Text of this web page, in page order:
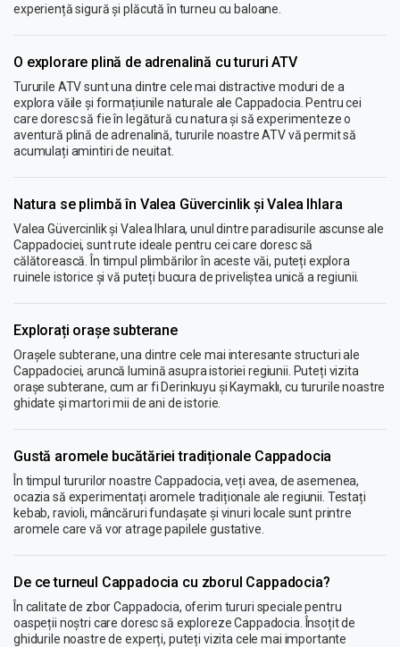
experiență sigură și plăcută în turneu cu baloane.
O explorare plină de adrenalină cu tururi ATV
Tururile ATV sunt una dintre cele mai distractive moduri de a
explora văile și formațiunile naturale ale Cappadocia. Pentru cei
care doresc să fie în legătură cu natura și să experimenteze o
aventură plină de adrenalină, tururile noastre ATV vă permit să
acumulați amintiri de neuitat.
Natura se plimbă în Valea Güvercinlik și Valea Ihlara
Valea Güvercinlik și Valea Ihlara, unul dintre paradisurile ascunse ale
Cappadociei, sunt rute ideale pentru cei care doresc să
călătorească. În timpul plimbărilor în aceste văi, puteți explora
ruinele istorice și vă puteți bucura de priveliștea unică a regiunii.
Explorați orașe subterane
Orașele subterane, una dintre cele mai interesante structuri ale
Cappadociei, aruncă lumină asupra istoriei regiunii. Puteți vizita
orașe subterane, cum ar fi Derinkuyu și Kaymaklı, cu tururile noastre
ghidate și martori mii de ani de istorie.
Gustă aromele bucătăriei tradiționale Cappadocia
În timpul tururilor noastre Cappadocia, veți avea, de asemenea,
ocazia să experimentați aromele tradiționale ale regiunii. Testați
kebab, ravioli, mâncăruri fundașate și vinuri locale sunt printre
aromele care vă vor atrage papilele gustative.
De ce turneul Cappadocia cu zborul Cappadocia?
În calitate de zbor Cappadocia, oferim tururi speciale pentru
oaspeții noștri care doresc să exploreze Cappadocia. Însoțit de
ghidurile noastre de experți, puteți vizita cele mai importante